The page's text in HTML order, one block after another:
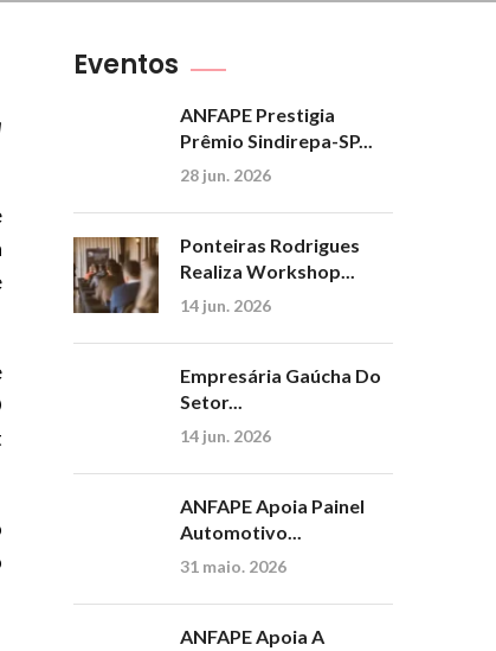
Eventos
ANFAPE Prestigia
Prêmio Sindirepa-SP...
28 jun. 2026
Ponteiras Rodrigues
Realiza Workshop...
14 jun. 2026
Empresária Gaúcha Do
Setor...
14 jun. 2026
ANFAPE Apoia Painel
Automotivo...
31 maio. 2026
ANFAPE Apoia A